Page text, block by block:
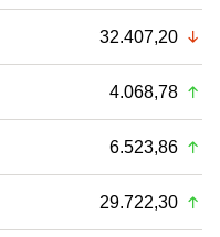
32.407,20
4.068,78
6.523,86
29.722,30